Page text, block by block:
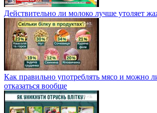
Действительно ли молоко лучше утоляет
Как правильно употреблять мясо и можно
отказаться вообще